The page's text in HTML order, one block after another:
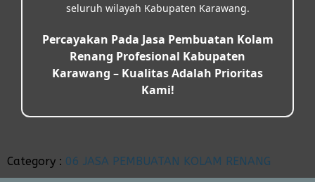
seluruh wilayah Kabupaten Karawang.
Percayakan Pada Jasa Pembuatan Kolam
Renang Profesional Kabupaten
Karawang – Kualitas Adalah Prioritas
Kami!
Category : 06 JASA PEMBUATAN KOLAM RENANG